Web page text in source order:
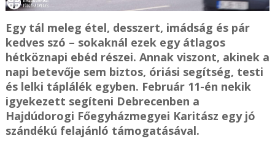
Egy tál meleg étel, desszert, imádság és pár
kedves szó – sokaknál ezek egy átlagos
hétköznapi ebéd részei. Annak viszont, akinek a
napi betevője sem biztos, óriási segítség, testi
és lelki táplálék egyben. Február 11-én nekik
igyekezett segíteni Debrecenben a
Hajdúdorogi Főegyházmegyei Karitász egy jó
szándékú felajánló támogatásával.